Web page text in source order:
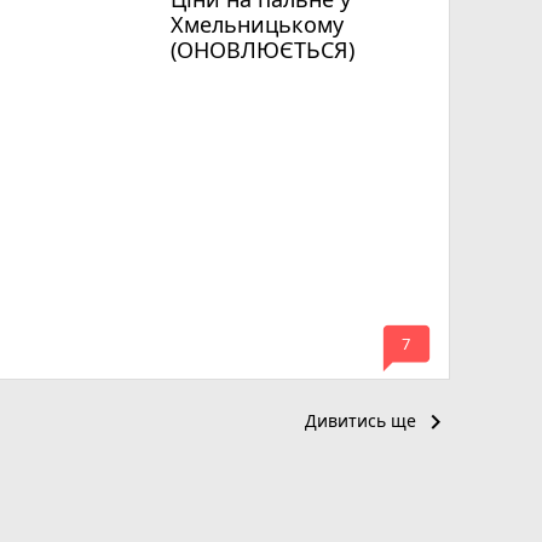
Хмельницькому
(ОНОВЛЮЄТЬСЯ)
mode_comment
7
Дивитись ще keyboard_arrow_right